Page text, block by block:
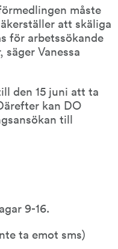
måste
att skäliga
för arbetssökande
Vanessa
den 15 juni att ta
kan DO
till
9-16.
ta emot sms)